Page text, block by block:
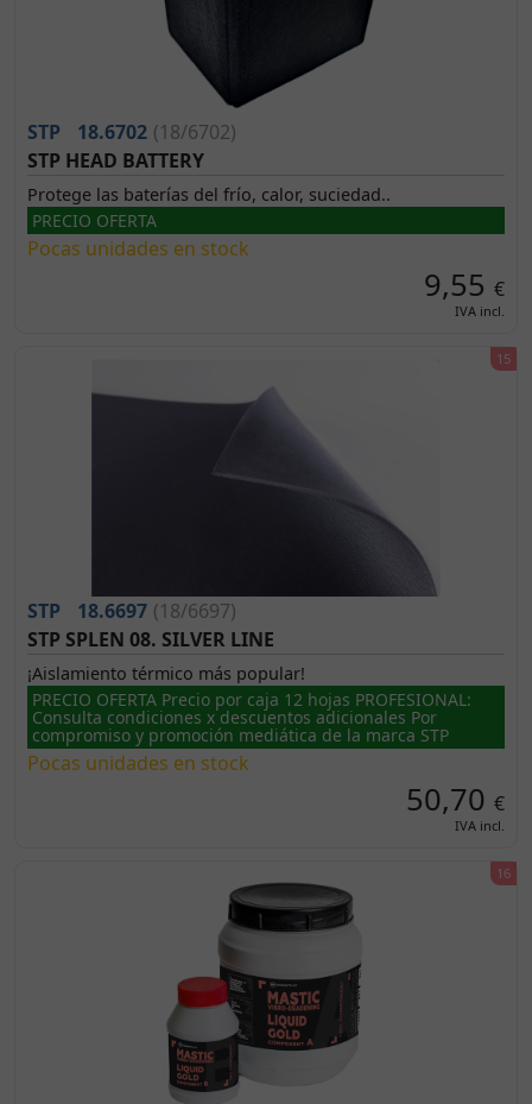
STP 18.6702 (18/6702)
STP HEAD BATTERY
Protege las baterías del frío, calor, suciedad..
PRECIO OFERTA
Pocas unidades en stock
9,55 €
IVA incl.
STP 18.6697 (18/6697)
STP SPLEN 08. SILVER LINE
¡Aislamiento térmico más popular!
PRECIO OFERTA Precio por caja 12 hojas PROFESIONAL:
Consulta condiciones x descuentos adicionales Por
compromiso y promoción mediática de la marca STP
Pocas unidades en stock
50,70 €
IVA incl.